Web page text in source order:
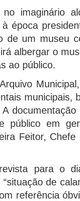
imaginário
época
de um museu
albergar o
ao público.
municipais,
público em
Feitor,
para o
de
referência